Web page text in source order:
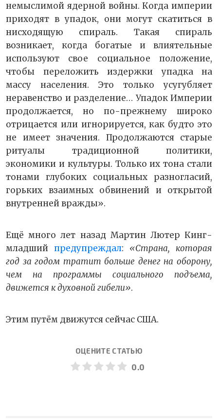
немыслимой ядерной войны. Когда империи
приходят в упадок, они могут скатиться в
нисходящую спираль. Такая спираль
возникает, когда богатые и влиятельные
используют свое социальное положение,
чтобы переложить издержки упадка на
массу населения. Это только усугубляет
неравенство и разделение… Упадок Империи
продолжается, но по-прежнему широко
отрицается или игнорируется, как будто это
не имеет значения. Продолжаются старые
ритуалы традиционной политики,
экономики и культуры. Только их тона стали
тонами глубоких социальных разногласий,
горьких взаимных обвинений и открытой
внутренней вражды».
Ещё много лет назад Мартин Лютер Кинг-
младший предупреждал: «Страна, которая
год за годом тратит больше денег на оборону,
чем на программы социального подъема,
движется к духовной гибели».
Этим путём движутся сейчас США.
ОЦЕНИТЕ СТАТЬЮ
0.0